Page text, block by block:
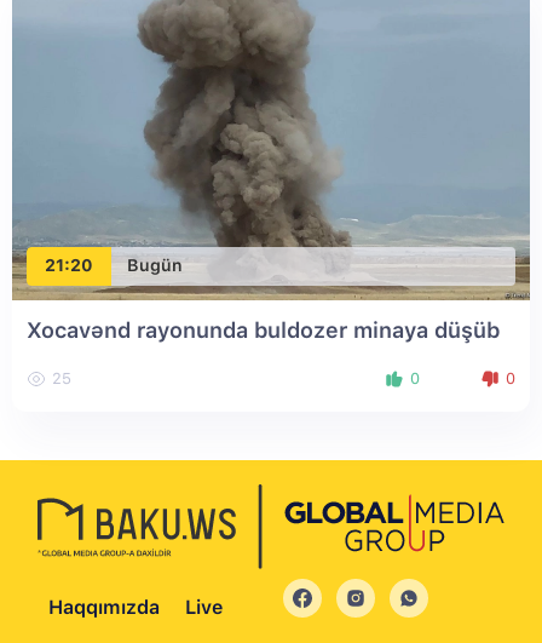
21:20 Bugün
Xocavənd rayonunda buldozer minaya düşüb
25 0 0
Haqqımızda Live